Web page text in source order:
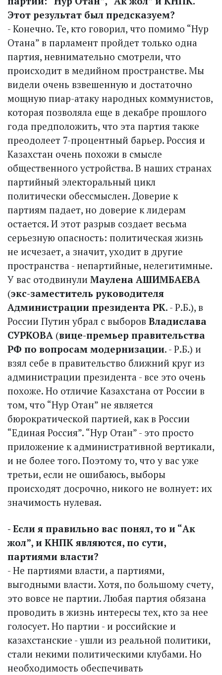
Этот результат был предсказуем?
- Конечно. Те, кто говорил, что помимо “Нур
Отана” в парламент пройдет только одна
партия, невнимательно смотрели, что
происходит в медийном пространстве. Мы
видели очень взвешенную и достаточно
мощную пиар-атаку народных коммунистов,
которая позволяла еще в декабре прошлого
года предположить, что эта партия также
преодолеет 7-процентный барьер. Россия и
Казахстан очень похожи в смысле
общественного устройства. В наших странах
партийный электоральный цикл
политически обессмыслен. Доверие к
партиям падает, но доверие к лидерам
остается. И этот разрыв создает весьма
серьезную опасность: политическая жизнь
не исчезает, а значит, уходит в другие
пространства - непартийные, нелегитимные.
У вас отодвинули Маулена АШИМБАЕВА
(экс-заместитель руководителя
Администрации президента РК. - Р.Б.), в
России Путин убрал с выборов Владислава
СУРКОВА (вице-премьер правительства
РФ по вопросам модернизации. - Р.Б.) и
взял себе в правительство ближний круг из
администрации президента - все это очень
похоже. Но отличие Казахстана от России в
том, что “Нур Отан” не является
бюрократической партией, как в России
“Единая Россия”. “Нур Отан” - это просто
приложение к административной вертикали,
и не более того. Поэтому то, что у вас уже
третьи, если не ошибаюсь, выборы
происходят досрочно, никого не волнует: их
значимость нулевая.
- Если я правильно вас понял, то и “Ак
жол”, и КНПК являются, по сути,
партиями власти?
- Не партиями власти, а партиями,
выгодными власти. Хотя, по большому счету,
это вовсе не партии. Любая партия обязана
проводить в жизнь интересы тех, кто за нее
голосует. Но партии - и российские и
казахстанские - ушли из реальной политики,
стали некими политическими клубами. Но
необходимость обеспечивать